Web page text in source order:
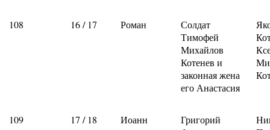
108 16 / 17 Роман
Солдат
Тимофей
Михайлов
Котенев и
законная жена
его Анастасия
109 17 / 18 Иоанн
Григорий